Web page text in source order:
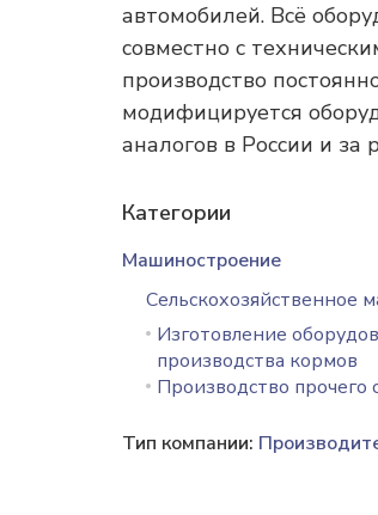
автомобилей. Всё
совместно с
производство
модифицируется
аналогов в России и за
Категории
Машиностроение
Сельскохозяйственное
Изготовление
производства кормов
Производство прочего
Тип компании: